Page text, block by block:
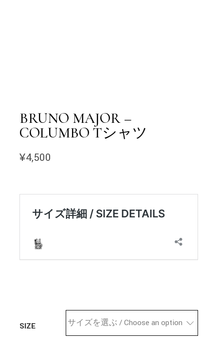
BRUNO MAJOR –
COLUMBO Tシャツ
¥4,500
SIZE サイズを選ぶ / Choose an option